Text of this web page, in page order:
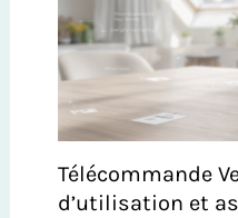
Télécommande
d’utilisation et